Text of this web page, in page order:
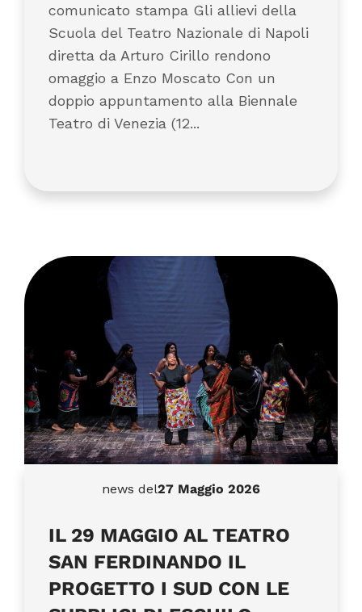
comunicato stampa Gli allievi della
Scuola del Teatro Nazionale di Napoli
diretta da Arturo Cirillo rendono
omaggio a Enzo Moscato Con un
doppio appuntamento alla Biennale
Teatro di Venezia (12...
news del27 Maggio 2026
IL 29 MAGGIO AL TEATRO
SAN FERDINANDO IL
PROGETTO I SUD CON LE